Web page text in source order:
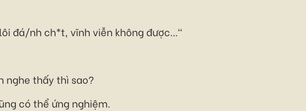
đá/nh ch*t, vĩnh viễn không được..."
nghe thấy thì sao?
có thể ứng nghiệm.